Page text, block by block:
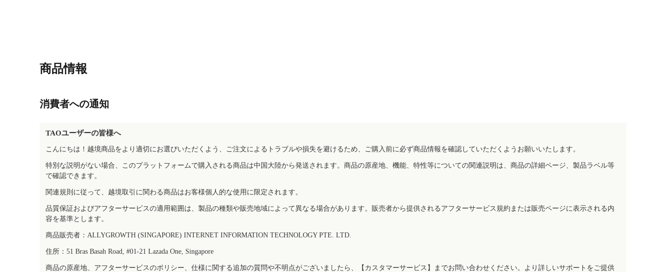
商品情報
消費者への通知
TAOユーザーの皆様へ
こんにちは！越境商品をより適切にお選びいただくよう、ご注文によるトラブルや損失を避けるため、ご購入前に必ず商品情報を確認していただくようお願いいたします。
特別な説明がない場合、このプラットフォームで購入される商品は中国大陸から発送されます。商品の原産地、機能、特性等についての関連説明は、商品の詳細ページ、製品ラベル等
で確認できます。
関連規則に従って、越境取引に関わる商品はお客様個人的な使用に限定されます。
品質保証およびアフターサービスの適用範囲は、製品の種類や販売地域によって異なる場合があります。販売者から提供されるアフターサービス規約または販売ページに表示される内
容を基準とします。
商品販売者：ALLYGROWTH (SINGAPORE) INTERNET INFORMATION TECHNOLOGY PTE. LTD.
住所：51 Bras Basah Road, #01-21 Lazada One, Singapore
商品の原産地、アフターサービスのポリシー、仕様に関する追加の質問や不明点がございましたら、【カスタマーサービス】までお問い合わせください。より詳しいサポートをご提供